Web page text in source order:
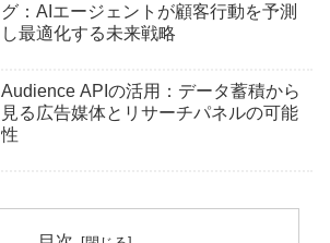
グ：AIエージェントが顧客行動を予測
し最適化する未来戦略
Audience APIの活用：データ蓄積から
見る広告媒体とリサーチパネルの可能
性